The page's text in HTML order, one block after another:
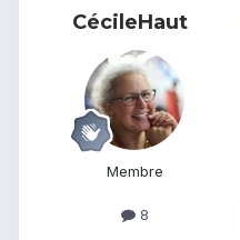
CécileHaut
Membre
8